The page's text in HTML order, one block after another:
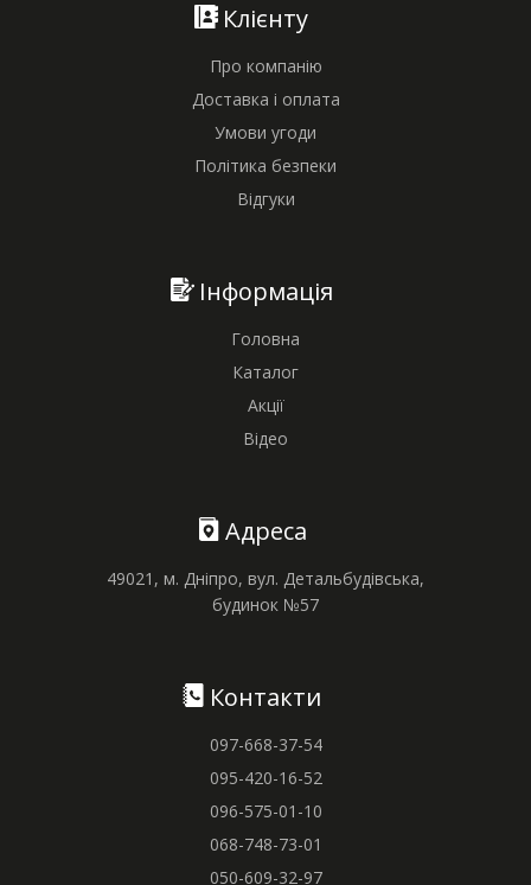
Клієнту
Про компанію
Доставка і оплата
Умови угоди
Політика безпеки
Відгуки
Інформація
Головна
Каталог
Акції
Відео
Адреса
49021, м. Дніпро, вул. Детальбудівська,
будинок №57
Контакти
097-668-37-54
095-420-16-52
096-575-01-10
068-748-73-01
050-609-32-97